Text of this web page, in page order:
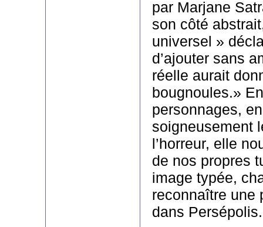
par Marjane
son côté
universel »
d’ajouter sans
réelle aurait
bougnoules.»
personnages,
soigneusement
l’horreur, elle
de nos propres
image typée,
reconnaître une
dans Persépolis.